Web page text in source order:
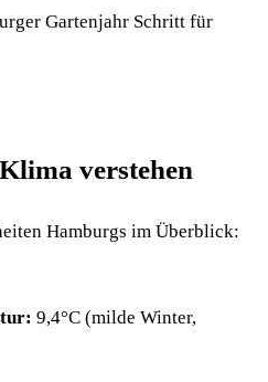
Gartenjahr Schritt für
verstehen
Hamburgs im Überblick:
9,4°C (milde Winter,